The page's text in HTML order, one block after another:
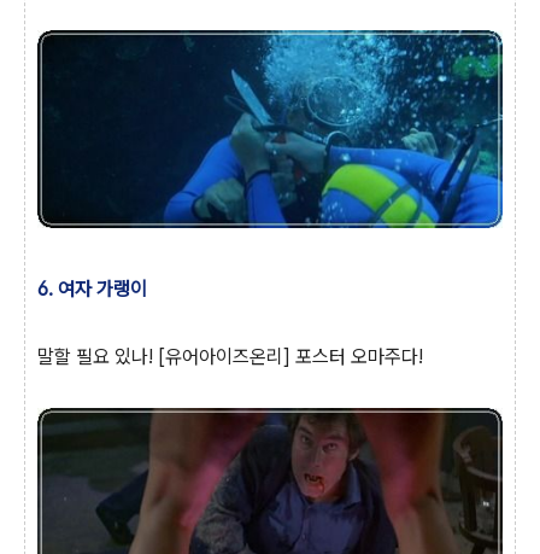
6. 여자 가랭이
말할 필요 있나! [유어아이즈온리] 포스터 오마주다!